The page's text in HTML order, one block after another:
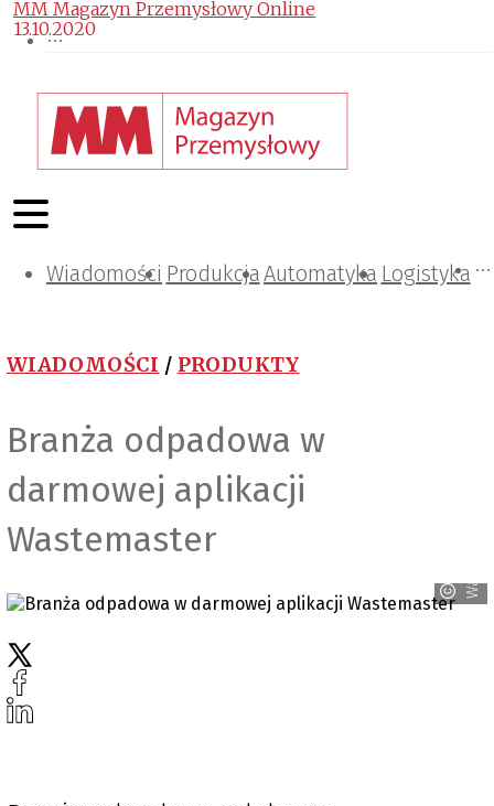
Wiadomości ProdukcjaAutomatyka Logistyka
Projektowanie i konstrukcje
Zarządzanie i IT
Tematy specjalne
WIADOMOŚCI / PRODUKTY
Branża odpadowa w
darmowej aplikacji
Wastemaster
MM Magazyn Przemysłowy Online
13.10.2020